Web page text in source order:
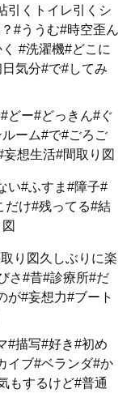
引くトイレ引くシ
#ううむ#時空歪ん
#洗濯機#どこに
気分#で#してみ
どー#どっきん#ぐ
ーム#で#ごろご
想生活#間取り図
い#ふすま#障子#
だけ#残ってる#結
り図久しぶりに楽
さ#昔#診療所#だ
が#妄想力#ブート
#描写#好き#初め
イブ#ベランダ#か
もするけど#普通